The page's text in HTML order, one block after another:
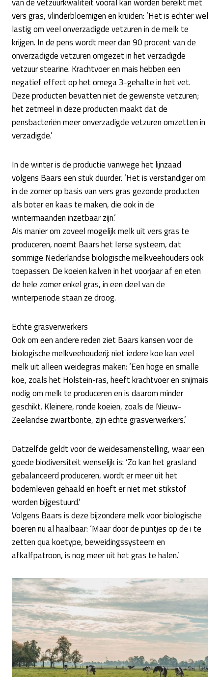
vers gras, vlinderbloemigen en kruiden: ‘Het is echter wel
lastig om veel onverzadigde vetzuren in de melk te
krijgen. In de pens wordt meer dan 90 procent van de
onverzadigde vetzuren omgezet in het verzadigde
vetzuur stearine. Krachtvoer en mais hebben een
negatief effect op het omega 3-gehalte in het vet.
Deze producten bevatten niet de gewenste vetzuren;
het zetmeel in deze producten maakt dat de
pensbacteriën meer onverzadigde vetzuren omzetten in
verzadigde.’
In de winter is de productie vanwege het lijnzaad
volgens Baars een stuk duurder. ‘Het is verstandiger om
in de zomer op basis van vers gras gezonde producten
als boter en kaas te maken, die ook in de
wintermaanden inzetbaar zijn.’
Als manier om zoveel mogelijk melk uit vers gras te
produceren, noemt Baars het Ierse systeem, dat
sommige Nederlandse biologische melkveehouders ook
toepassen. De koeien kalven in het voorjaar af en eten
de hele zomer enkel gras, in een deel van de
winterperiode staan ze droog.
Echte grasverwerkers
Ook om een andere reden ziet Baars kansen voor de
biologische melkveehouderij: niet iedere koe kan veel
melk uit alleen weidegras maken: ‘Een hoge en smalle
koe, zoals het Holstein-ras, heeft krachtvoer en snijmais
nodig om melk te produceren en is daarom minder
geschikt. Kleinere, ronde koeien, zoals de Nieuw-
Zeelandse zwartbonte, zijn echte grasverwerkers.’
Datzelfde geldt voor de weidesamenstelling, waar een
goede biodiversiteit wenselijk is: ‘Zo kan het grasland
gebalanceerd produceren, wordt er meer uit het
bodemleven gehaald en hoeft er niet met stikstof
worden bijgestuurd.’
Volgens Baars is deze bijzondere melk voor biologische
boeren nu al haalbaar: ‘Maar door de puntjes op de i te
zetten qua koetype, beweidingssysteem en
afkalfpatroon, is nog meer uit het gras te halen.’